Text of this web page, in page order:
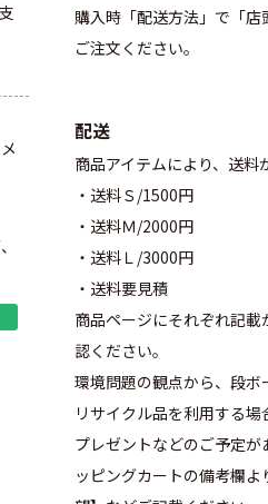
購入時「配送方法」で「店
ご注文ください。
配送
商品アイテムにより、送料
・送料Ｓ/1500円
・送料Ｍ/2000円
・送料Ｌ/3000円
・送料要見積
商品ページにそれぞれ記
認ください。
環境問題の観点から、段ボ
リサイクル品を利用する場
プレゼントなどのご予定が
ッピングカートの備考欄